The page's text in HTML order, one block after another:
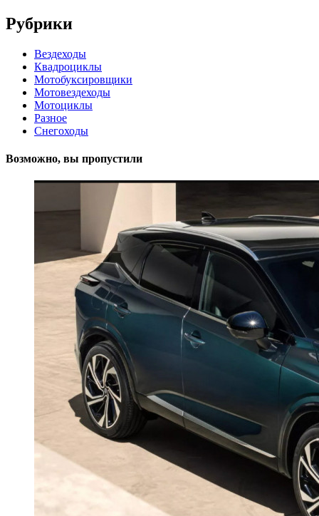
Рубрики
Вездеходы
Квадроциклы
Мотобуксировщики
Мотовездеходы
Мотоциклы
Разное
Снегоходы
Возможно, вы пропустили